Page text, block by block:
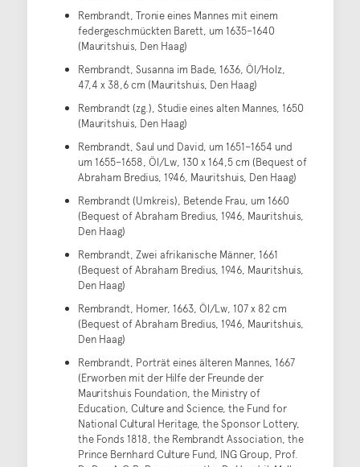
Rembrandt, Tronie eines Mannes mit einem
federgeschmückten Barett, um 1635–1640
(Mauritshuis, Den Haag)
Rembrandt, Susanna im Bade, 1636, Öl/Holz,
47,4 x 38,6 cm (Mauritshuis, Den Haag)
Rembrandt (zg.), Studie eines alten Mannes, 1650
(Mauritshuis, Den Haag)
Rembrandt, Saul und David, um 1651–1654 und
um 1655–1658, Öl/Lw, 130 x 164,5 cm (Bequest of
Abraham Bredius, 1946, Mauritshuis, Den Haag)
Rembrandt (Umkreis), Betende Frau, um 1660
(Bequest of Abraham Bredius, 1946, Mauritshuis,
Den Haag)
Rembrandt, Zwei afrikanische Männer, 1661
(Bequest of Abraham Bredius, 1946, Mauritshuis,
Den Haag)
Rembrandt, Homer, 1663, Öl/Lw, 107 x 82 cm
(Bequest of Abraham Bredius, 1946, Mauritshuis,
Den Haag)
Rembrandt, Porträt eines älteren Mannes, 1667
(Erworben mit der Hilfe der Freunde der
Mauritshuis Foundation, the Ministry of
Education, Culture and Science, the Fund for
National Cultural Heritage, the Sponsor Lottery,
the Fonds 1818, the Rembrandt Association, the
Prince Bernhard Culture Fund, ING Group, Prof.